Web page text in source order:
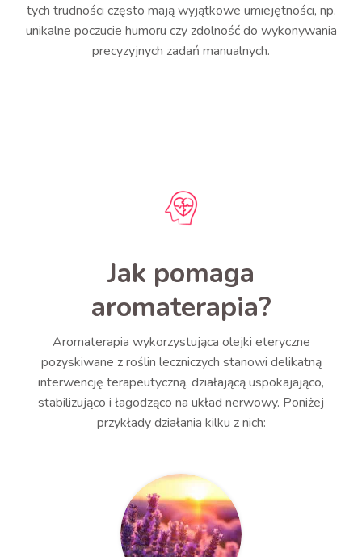
tych trudności często mają wyjątkowe umiejętności, np.
unikalne poczucie humoru czy zdolność do wykonywania
precyzyjnych zadań manualnych.
Jak pomaga
aromaterapia?
Aromaterapia wykorzystująca olejki eteryczne
pozyskiwane z roślin leczniczych stanowi delikatną
interwencję terapeutyczną, działającą uspokajająco,
stabilizująco i łagodząco na układ nerwowy. Poniżej
przykłady działania kilku z nich: